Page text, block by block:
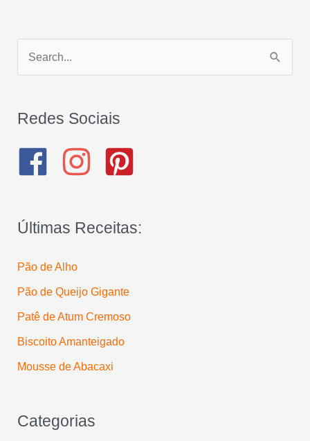
q
r
o
r
:
Redes Sociais
Últimas Receitas:
Pão de Alho
Pão de Queijo Gigante
Patê de Atum Cremoso
Biscoito Amanteigado
Mousse de Abacaxi
Categorias